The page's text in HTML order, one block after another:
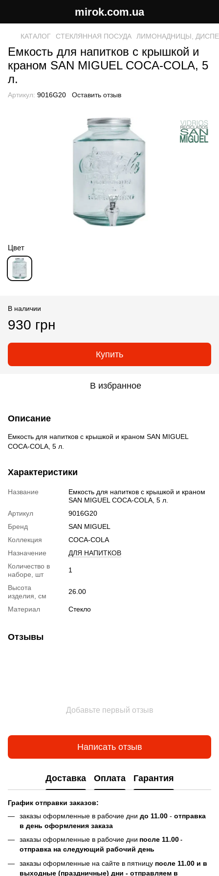
mirok.com.ua
КАТАЛОГ СТЕКЛЯННАЯ ПОСУДА ЛИМОНАДНИЦЬІ,
Емкость для напитков с крышкой и
краном SAN MIGUEL COCA-COLA, 5
л.
Артикул: 9016G20 Оставить отзыв
Цвет
В наличии
930 грн
Купить
В избранное
Описание
Емкость для напитков с крышкой и краном SAN MIGUEL
COCA-COLA, 5 л.
Характеристики
Название
Емкость для напитков с крышкой и краном
SAN MIGUEL COCA-COLA, 5 л.
Артикул
9016G20
Бренд
SAN MIGUEL
Коллекция
COCA-COLA
Назначение
ДЛЯ НАПИТКОВ
Количество в
наборе, шт
1
Высота
изделия, см
26.00
Материал Стекло
Отзывы
Добавьте первый отзыв
Написать отзыв
Доставка Оплата Гарантия
График отправки заказов:
заказы оформленные в рабочие дни до 11.00 - отправка
в день оформления заказа
заказы оформленные в рабочие дни после 11.00 -
отправка на следующий рабочий день
заказы оформленные на сайте в пятницу после 11.00 и в
выходные (праздничные) дни - отправляем в